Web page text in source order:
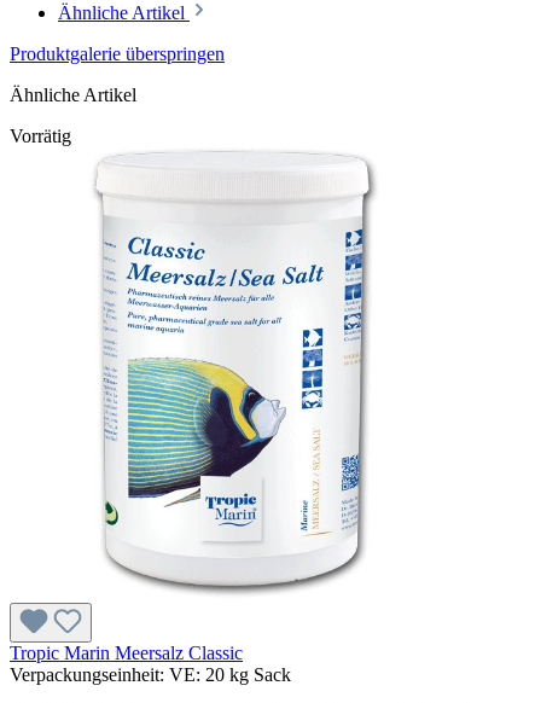
Ähnliche Artikel
Produktgalerie überspringen
Ähnliche Artikel
Vorrätig
Tropic Marin Meersalz Classic
Verpackungseinheit: VE: 20 kg Sack